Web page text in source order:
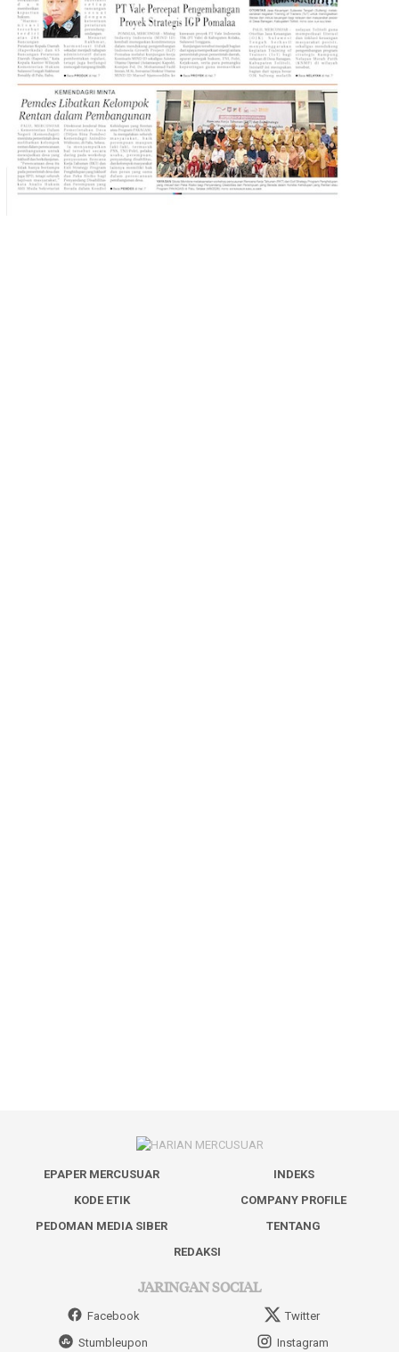
EPAPER MERCUSUAR
INDEKS
KODE ETIK
COMPANY PROFILE
PEDOMAN MEDIA SIBER
TENTANG
REDAKSI
JARINGAN SOCIAL
Facebook
Twitter
Stumbleupon
Instagram